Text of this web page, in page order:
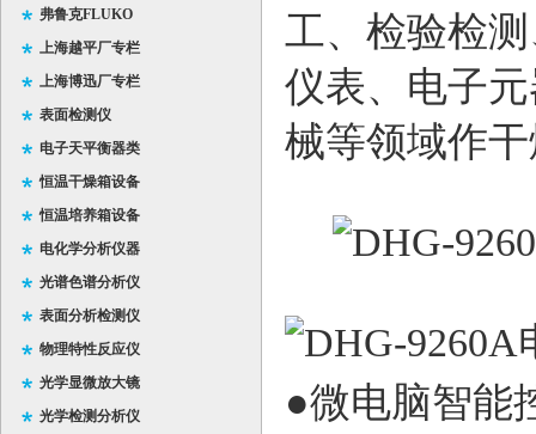
弗鲁克FLUKO
上海越平厂专栏
上海博迅厂专栏
表面检测仪
电子天平衡器类
恒温干燥箱设备
恒温培养箱设备
电化学分析仪器
光谱色谱分析仪
表面分析检测仪
物理特性反应仪
光学显微放大镜
光学检测分析仪
工、检验检
仪表、电子
械等领域作
●微电脑智能